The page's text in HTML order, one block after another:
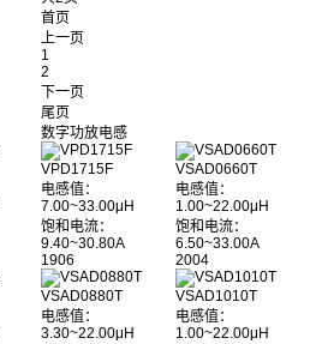
首页
上一页
1
2
下一页
尾页
数字功放电感
VPD1715F
电感值：
7.00~33.00μH
饱和电流：
9.40~30.80A
1906
VSAD0660T
电感值：
1.00~22.00μH
饱和电流：
6.50~33.00A
2004
VSAD0880T
电感值：
3.30~22.00μH
VSAD1010T
电感值：
1.00~22.00μH